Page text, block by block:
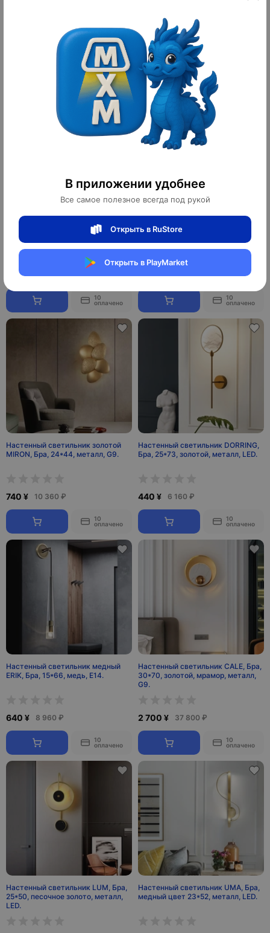
В приложении удобнее
Все самое полезное всегда под рукой
Открыть в RuStore
Открыть в PlayMarket
1
23 800 ₽
10
оплачено
Настольная лампа CRISPIN 43*54,
1 060 ¥ 14 840 ₽
Настенный светильник медный
NONA, Бра, 25*98, медь, LED.
2 860 ¥ 40 040 ₽
10
оплачено
Настенный светильник золотой
MIRON, Бра, 30*65, металл, G9.
960 ¥ 13 440 ₽
10
оплачено
Настенный светильник золотой
MIRON, Бра, 24*44, металл, G9.
740 ¥ 10 360 ₽
10
оплачено
Настенный светильник DORRING,
Бра, 25*73, золотой, металл, LED.
440 ¥ 6 160 ₽
10
оплачено
Настенный светильник медный
ERIK, Бра, 15*66, медь, Е14.
640 ¥ 8 960 ₽
10
оплачено
Настенный светильник CALE, Бра,
30*70, золотой, мрамор, металл,
G9.
2 700 ¥ 37 800 ₽
10
оплачено
Настенный светильник LUM, Бра,
25*50, песочное золото, металл,
LED.
Настенный светильник UMA, Бра,
медный цвет 23*52, металл, LED.